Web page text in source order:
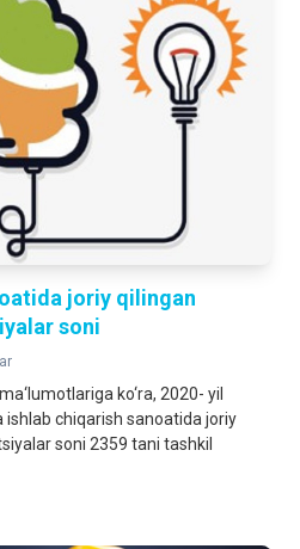
joriy qilingan
soni
ko‘ra, 2020- yil
chiqarish sanoatida joriy
soni 2359 tani tashkil